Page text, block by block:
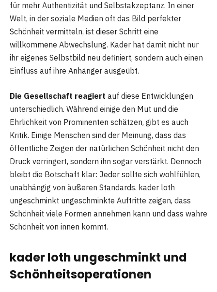
für mehr Authentizität und Selbstakzeptanz. In einer
Welt, in der soziale Medien oft das Bild perfekter
Schönheit vermitteln, ist dieser Schritt eine
willkommene Abwechslung. Kader hat damit nicht nur
ihr eigenes Selbstbild neu definiert, sondern auch einen
Einfluss auf ihre Anhänger ausgeübt.
Die Gesellschaft reagiert auf diese Entwicklungen
unterschiedlich. Während einige den Mut und die
Ehrlichkeit von Prominenten schätzen, gibt es auch
Kritik. Einige Menschen sind der Meinung, dass das
öffentliche Zeigen der natürlichen Schönheit nicht den
Druck verringert, sondern ihn sogar verstärkt. Dennoch
bleibt die Botschaft klar: Jeder sollte sich wohlfühlen,
unabhängig von äußeren Standards. kader loth
ungeschminkt ungeschminkte Auftritte zeigen, dass
Schönheit viele Formen annehmen kann und dass wahre
Schönheit von innen kommt.
kader loth ungeschminkt und
Schönheitsoperationen